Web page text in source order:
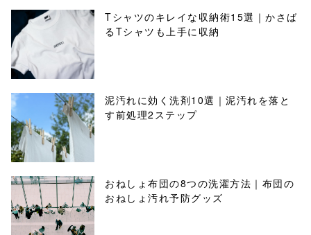
Tシャツのキレイな収納術15選｜かさば
るTシャツも上手に収納
泥汚れに効く洗剤10選｜泥汚れを落と
す前処理2ステップ
おねしょ布団の8つの洗濯方法｜布団の
おねしょ汚れ予防グッズ